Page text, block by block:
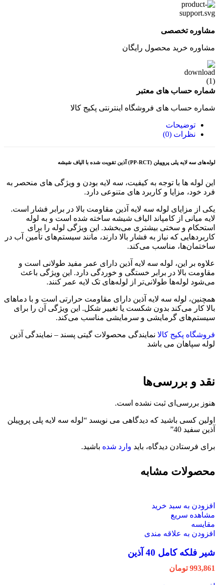
مشاوره تخصصی
مشاوره خرید محصول رایگان
شماره حساب های معتبر
شماره حساب های فروشگاه اینترنتی پکیج کالا
توضیحات
نظرات (0)
لوله‌های سه لایه پلی پروپیلن (PP-RCT) آذین تقویت شده با الیاف شیشه
این لوله ها با توجه به کیفیت، سه لایه بودن و ویژگی های منحصر به
فرد خود، مزایا و کاربرد های متنوعی دارد.
یکی از مزایای لوله سه لایه آذین مقاومت بالا در برابر فشار است.
لایه میانی از کامپاند الیاف شیشه ساخته شده است و به لوله
استحکام و سختی بیشتری می‌بخشد. این ویژگی لوله را برای
کاربردهایی که نیاز به فشار بالا دارند، مانند سیستم‌های تأمین آب در
ساختمان‌ها، مناسب می‌کند.
علاوه بر این، لوله سه لایه آذین دارای عمر مفید طولانی است و
مقاومت بالا در برابر خستگی و خوردگی دارد. این ویژگی باعث
می‌شود لوله‌ها طولانی‌تر از لوله‌های تک لایه عمر کنند.
همچنین، لوله سه لایه آذین دارای مقاومت حرارتی است و با دماهای
بالا کار می‌کند بدون شکست یا تغییر شکل. این ویژگی آن را برای
سیستم‌های گرمایشی و سرمایشی مناسب می‌کند.
فروشگاه پکیج کالا نمایندگی محصولات گیتی پسند – نمایندگی آذین
لوله سپاهان می باشد
نقد و بررسی‌ها
هنوز بررسی‌ای ثبت نشده است.
اولین کسی باشید که دیدگاهی می نویسد “لوله سه لایه پلی پروپیلن
آذین سفید 40”
برای فرستادن دیدگاه، باید وارد شده باشید.
محصولات مشابه
افزودن به سبد خرید
مشاهده سریع
مقایسه
افزودن به علاقه مندی
شیر فلکه کامل 40 آذین
993,861 تومان